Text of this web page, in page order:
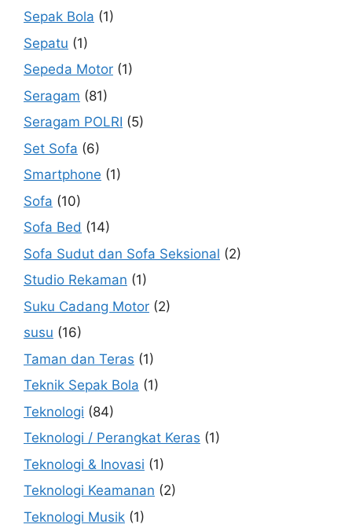
Sepak Bola (1)
Sepatu (1)
Sepeda Motor (1)
Seragam (81)
Seragam POLRI (5)
Set Sofa (6)
Smartphone (1)
Sofa (10)
Sofa Bed (14)
Sofa Sudut dan Sofa Seksional (2)
Studio Rekaman (1)
Suku Cadang Motor (2)
susu (16)
Taman dan Teras (1)
Teknik Sepak Bola (1)
Teknologi (84)
Teknologi / Perangkat Keras (1)
Teknologi & Inovasi (1)
Teknologi Keamanan (2)
Teknologi Musik (1)